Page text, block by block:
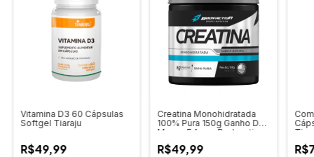
Vitamina D3 60 Cápsulas
Softgel Tiaraju
R$49,99
Creatina Monohidratada
100% Pura 150g Ganho De
Massa E força Bodyaction
R$49,99